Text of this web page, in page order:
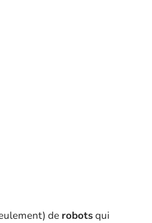
de robotsqui